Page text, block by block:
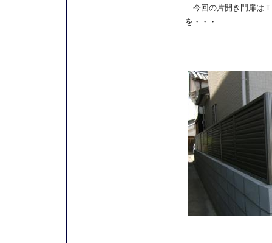
今回の片開き門扉は
を・・・